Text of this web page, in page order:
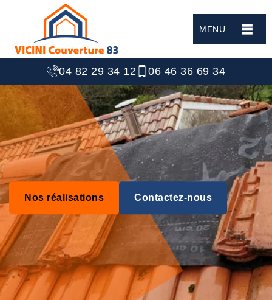
MENU
04 82 29 34 12 06 46 36 69 34
Nos réalisations Contactez-nous